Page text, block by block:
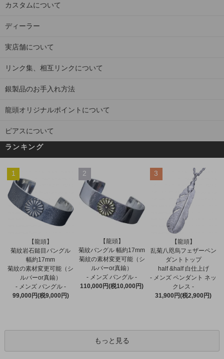
カスタムについて
ディーラー
実店舗について
リンク集、相互リンクについて
銀製品のお手入れ方法
龍頭オリジナルポイントについて
ピアスについて
ランキング
1
【龍頭】
菊紋岩石鎚目バングル
幅約17mm
菊紋の素材変更可能（シ
ルバーor真鍮）
- メンズ バングル -
99,000円(税9,000円)
2
【龍頭】
菊紋バングル 幅約17mm
菊紋の素材変更可能（シ
ルバーor真鍮）
- メンズ バングル -
110,000円(税10,000円)
3
【龍頭】
乱菊八咫烏フェザーペン
ダントトップ
half &half 白仕上げ
- メンズ ペンダント ネッ
クレス -
31,900円(税2,900円)
もっと見る